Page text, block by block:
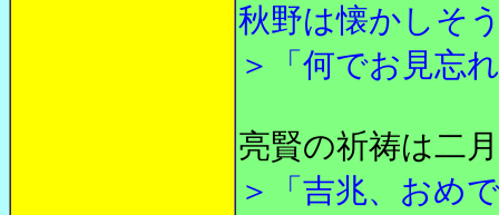
秋野は懐かしそ
＞「何でお見忘
亮賢の祈祷は二
＞「吉兆、おめ